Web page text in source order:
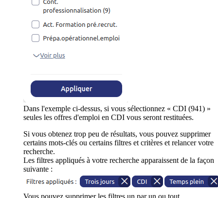
Dans l'exemple ci-dessus, si vous sélectionnez « CDI (941) »
seules les offres d'emploi en CDI vous seront restituées.
Si vous obtenez trop peu de résultats, vous pouvez supprimer
certains mots-clés ou certains filtres et critères et relancer votre
recherche.
Les filtres appliqués à votre recherche apparaissent de la façon
suivante :
Vous pouvez supprimer les filtres un par un ou tout